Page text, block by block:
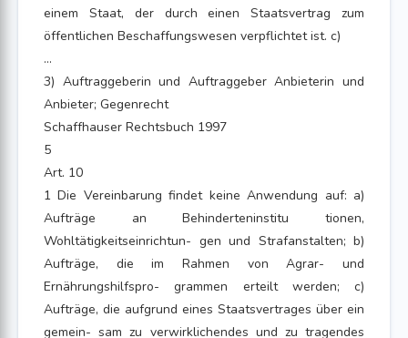
einem Staat, der durch einen Staatsvertrag zum
öffentlichen Beschaffungswesen verpflichtet ist. c)
...
3) Auftraggeberin und Auftraggeber Anbieterin und
Anbieter; Gegenrecht
Schaffhauser Rechtsbuch 1997
5
Art. 10
1 Die Vereinbarung findet keine Anwendung auf: a)
Aufträge an Behinderteninstitu tionen,
Wohltätigkeitseinrichtun- gen und Strafanstalten; b)
Aufträge, die im Rahmen von Agrar- und
Ernährungshilfspro- grammen erteilt werden; c)
Aufträge, die aufgrund eines Staatsvertrages über ein
gemein- sam zu verwirklichendes und zu tragendes